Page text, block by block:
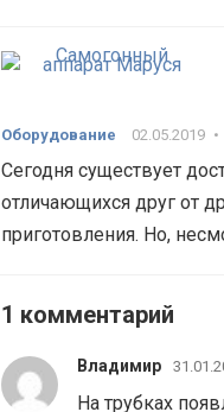
Оборудование 02.05.2019 •
Сегодня существует
отличающихся друг от
приготовления. Но,
1 комментарий
Владимир
На трубках